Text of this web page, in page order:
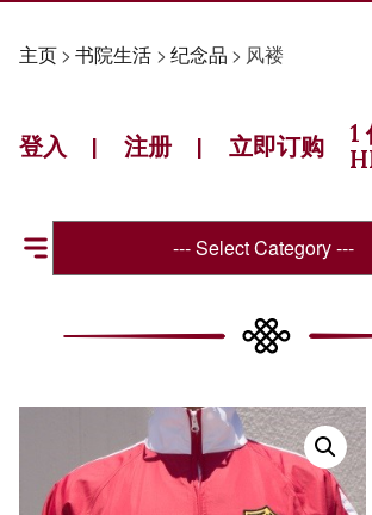
主页> 书院生活 > 纪念品 > 风褛
登入 | 注册 | 立即订购 1
--- Select Category ---